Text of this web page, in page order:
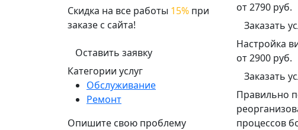
от 2790 руб.
Заказать
Настройка
от 2900 руб.
Заказать
Правильно
процессов
Скидка на все работы 15% при
заказе с сайта!
Оставить заявку
Категории услуг
Обслуживание
Ремонт
Опишите свою проблему